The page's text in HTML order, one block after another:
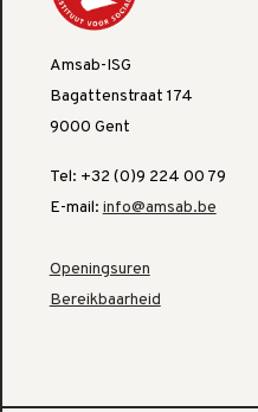
Amsab-ISG
Bagattenstraat 174
9000 Gent
Tel: +32 (0)9 224 00 79
E-mail: info@amsab.be
Openingsuren
Bereikbaarheid